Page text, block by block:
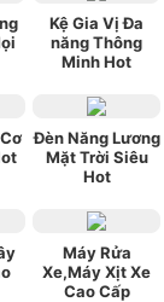
có kiểu
với túi
hài lòng về
ba mình
hợp lý , vừa
rất vừa ý .
Kệ Gia Vị Đa
năng Thông
Minh Hot
Đèn Năng Lương
Mặt Trời Siêu
Hot
Máy Rửa
Xe,Máy Xịt Xe
Cao Cấp